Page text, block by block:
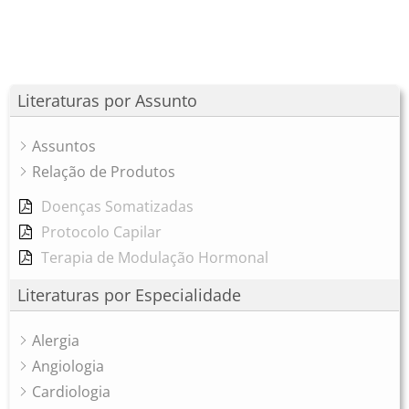
Literaturas por Assunto
Assuntos
Relação de Produtos
Doenças Somatizadas
Protocolo Capilar
Terapia de Modulação Hormonal
Literaturas por Especialidade
Alergia
Angiologia
Cardiologia